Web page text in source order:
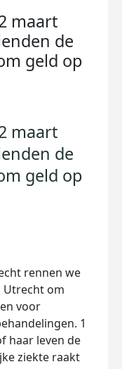
maart
de
geld op
maart
de
geld op
rennen we
Utrecht om
voor
1
haar leven de
ziekte raakt